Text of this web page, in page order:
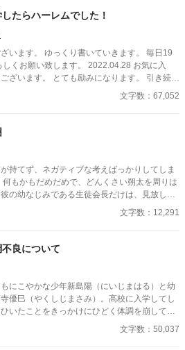
たらハーレムでした！
います。 ゆっくり書いていきます。 毎日19
致します。 2022.04.28 お気に入
ざいます。 とても励みになります。 引き続き
ます。 よ
お気に入りしてくれて
だけてとても嬉しいです。 近々番外編をあげま
。 2022.05.28 今日で完結で
り本当にありがとうございました。 次作も頑
ろしくおねがいします。
文字数：67,052
持てず、ネガティブな考えばっかりしてしま
何もかもだめだめで、どんくさい朔太を周りは
の幼なじみである生徒会長だけは、見放した
文字数：12,291
良について
にこやかな少年新島陽（にいじまはる）と幼
優巳（やくしじまさみ）。高校に入学してし
いたことをきっかけにひどく体調を崩して行
ブロマンス小説。 体調不良描写がありま
文字数：50,037